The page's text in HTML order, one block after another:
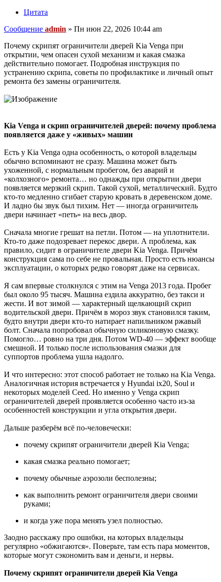
Цитата
Сообщение admin » Пн июн 22, 2026 10:44 am
Почему скрипят ограничители дверей Kia Venga при
открытии, чем опасен сухой механизм и какая смазка
действительно помогает. Подробная инструкция по
устранению скрипа, советы по профилактике и личный опыт
ремонта без замены ограничителя.
Kia Venga и скрип ограничителей дверей: почему проблема
появляется даже у «живых» машин
Есть у Kia Venga одна особенность, о которой владельцы
обычно вспоминают не сразу. Машина может быть
ухоженной, с нормальным пробегом, без аварий и
«колхозного» ремонта… но однажды при открытии двери
появляется мерзкий скрип. Такой сухой, металлический. Будто
кто-то медленно сгибает старую кровать в деревенском доме.
И ладно бы звук был тихим. Нет — иногда ограничитель
двери начинает «петь» на весь двор.
Сначала многие грешат на петли. Потом — на уплотнители.
Кто-то даже подозревает перекос двери. А проблема, как
правило, сидит в ограничителе двери Kia Venga. Причём
конструкция сама по себе не провальная. Просто есть нюансы
эксплуатации, о которых редко говорят даже на сервисах.
Я сам впервые столкнулся с этим на Venga 2013 года. Пробег
был около 95 тысяч. Машина ездила аккуратно, без такси и
жести. И вот зимой — характерный щелкающий скрип
водительской двери. Причём в мороз звук становился таким,
будто внутри двери кто-то натирает напильником ржавый
болт. Сначала попробовал обычную силиконовую смазку.
Помогло… ровно на три дня. Потом WD-40 — эффект вообще
смешной. И только после использования смазки для
суппортов проблема ушла надолго.
И что интересно: этот способ работает не только на Kia Venga.
Аналогичная история встречается у Hyundai ix20, Soul и
некоторых моделей Ceed. Но именно у Venga скрип
ограничителей дверей проявляется особенно часто из-за
особенностей конструкции и угла открытия двери.
Дальше разберём всё по-человечески:
почему скрипят ограничители дверей Kia Venga;
какая смазка реально помогает;
почему обычные аэрозоли бесполезны;
как выполнить ремонт ограничителя двери своими
руками;
и когда уже пора менять узел полностью.
Заодно расскажу про ошибки, на которых владельцы
регулярно «обжигаются». Поверьте, там есть пара моментов,
которые могут сэкономить вам и деньги, и нервы.
Почему скрипят ограничители дверей Kia Venga